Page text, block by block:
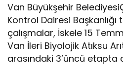
Van Büyükşehir
Kontrol Dairesi
çalışmalar, İskele 15
Van İleri Biyolojik Atıksu
arasındaki 3’üncü etapta